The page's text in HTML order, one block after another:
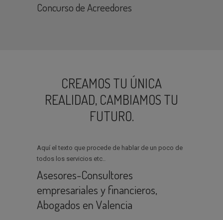
Concurso de Acreedores
CREAMOS TU ÚNICA
REALIDAD, CAMBIAMOS TU
FUTURO.
Aquí el texto que procede de hablar de un poco de
todos los servicios etc..
Asesores-Consultores
empresariales y financieros,
Abogados en Valencia